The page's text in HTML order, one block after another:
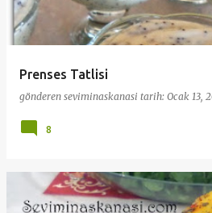
Prenses Tatlisi
gönderen seviminaskanasi tarih: Ocak 13,
8